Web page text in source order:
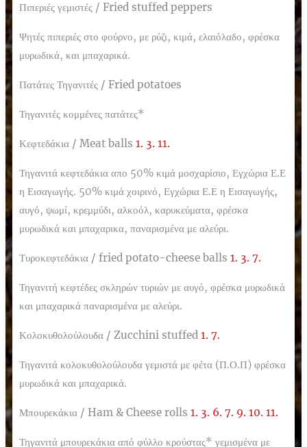
Πιπεριές γεμιστές / Fried stuffed peppers
Ψητές πιπεριές στο φούρνο, με ρύζι, κιμά, ελαιόλαδο, φρέσκα
μυρωδικά, και μπαχαρικά.
Πατάτες Τηγανιτές / Fried potatoes
Τηγανιτές κομμένες πατάτες*
Κεφτεδάκια / Meat balls 1. 3. 11.
Τηγανιτά κεφτεδάκια απο 50% κιμά μοσχαρίσιο, Εγχώρια Ε.Ε
η Εισαγωγής. 50% κιμά χοιρινό, Εγχώρια Ε.Ε η Εισαγωγής,
αυγό, ψωμί, κρεμμύδι, αλκοόλ, καρυκεύματα, φρέσκα
μυρωδικά και μπαχαρικα, παναρισμένα με αλεύρι.
Τυροκεφτεδάκια / fried potato-cheese balls 1. 3. 7.
Τηγανιτή κεφτέδες σκληρών τυριών με αυγό, φρέσκα μυρωδικά
και μπαχαρικά παναρισμένα με αλεύρι.
Κολοκυθολούλουδα / Zucchini stuffed 1. 7.
Τηγανιτά κολοκυθολούλουδα γεμιστά με φέτα (Π.Ο.Π) φρέσκα
μυρωδικά και μπαχαρικά.
Μπουρεκάκια / Ham & Cheese rolls 1. 3. 6. 7. 9. 10. 11.
Τηγανιτά μπουρεκάκια από φύλλο κρούστας* γεμισμένα με